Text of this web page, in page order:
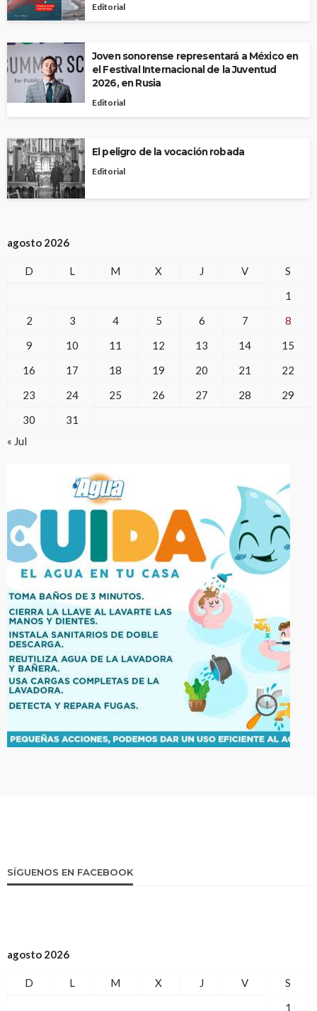
Editorial
Joven sonorense representará a México en
el Festival Internacional de la Juventud
2026, en Rusia
Editorial
El peligro de la vocación robada
Editorial
agosto 2026
D L M X J V
S
1
2
3 4 5 6 7
8
9
10 11 12 13 14
15
16
17 18 19 20 21
22
23
24 25 26 27 28
29
30
31
« Jul
SÍGUENOS EN FACEBOOK
agosto 2026
D L M X J V
S
1